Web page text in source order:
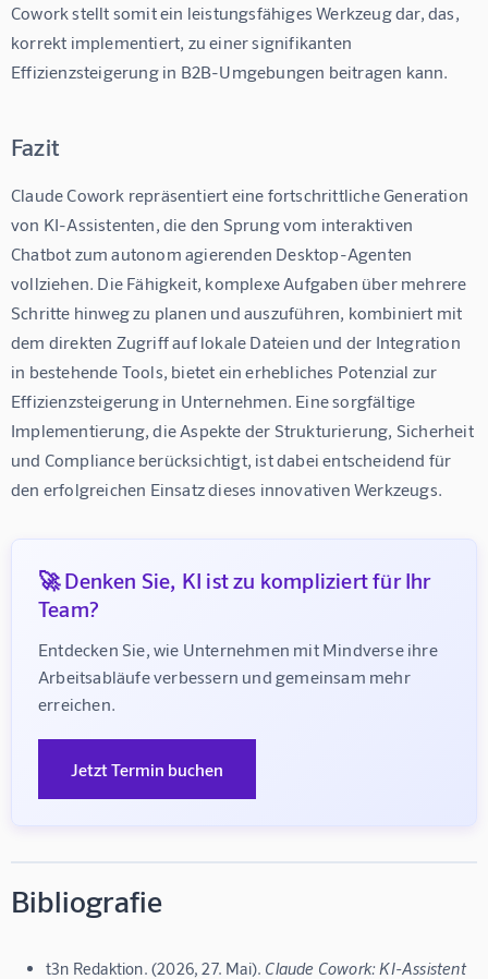
Cowork stellt somit ein leistungsfähiges Werkzeug dar, das,
korrekt implementiert, zu einer signifikanten
Effizienzsteigerung in B2B-Umgebungen beitragen kann.
Fazit
Claude Cowork repräsentiert eine fortschrittliche Generation
von KI-Assistenten, die den Sprung vom interaktiven
Chatbot zum autonom agierenden Desktop-Agenten
vollziehen. Die Fähigkeit, komplexe Aufgaben über mehrere
Schritte hinweg zu planen und auszuführen, kombiniert mit
dem direkten Zugriff auf lokale Dateien und der Integration
in bestehende Tools, bietet ein erhebliches Potenzial zur
Effizienzsteigerung in Unternehmen. Eine sorgfältige
Implementierung, die Aspekte der Strukturierung, Sicherheit
und Compliance berücksichtigt, ist dabei entscheidend für
den erfolgreichen Einsatz dieses innovativen Werkzeugs.
🚀 Denken Sie, KI ist zu kompliziert für Ihr
Team?
Entdecken Sie, wie Unternehmen mit Mindverse ihre
Arbeitsabläufe verbessern und gemeinsam mehr
erreichen.
Jetzt Termin buchen
Bibliografie
t3n Redaktion. (2026, 27. Mai). Claude Cowork: KI-Assistent